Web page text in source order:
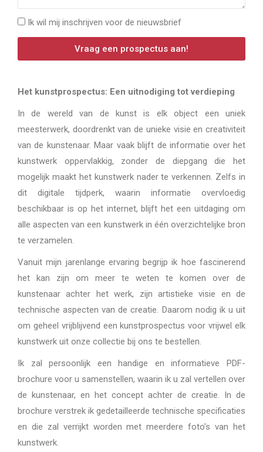
Ik wil mij inschrijven voor de nieuwsbrief
Vraag een prospectus aan!
Het kunstprospectus: Een uitnodiging tot verdieping
In de wereld van de kunst is elk object een uniek
meesterwerk, doordrenkt van de unieke visie en creativiteit
van de kunstenaar. Maar vaak blijft de informatie over het
kunstwerk oppervlakkig, zonder de diepgang die het
mogelijk maakt het kunstwerk nader te verkennen. Zelfs in
dit digitale tijdperk, waarin informatie overvloedig
beschikbaar is op het internet, blijft het een uitdaging om
alle aspecten van een kunstwerk in één overzichtelijke bron
te verzamelen.
Vanuit mijn jarenlange ervaring begrijp ik hoe fascinerend
het kan zijn om meer te weten te komen over de
kunstenaar achter het werk, zijn artistieke visie en de
technische aspecten van de creatie. Daarom nodig ik u uit
om geheel vrijblijvend een kunstprospectus voor vrijwel elk
kunstwerk uit onze collectie bij ons te bestellen.
Ik zal persoonlijk een handige en informatieve PDF-
brochure voor u samenstellen, waarin ik u zal vertellen over
de kunstenaar, en het concept achter de creatie. In de
brochure verstrek ik gedetailleerde technische specificaties
en die zal verrijkt worden met meerdere foto’s van het
kunstwerk.